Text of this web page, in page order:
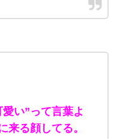
い”って言葉よ
来る顔してる。